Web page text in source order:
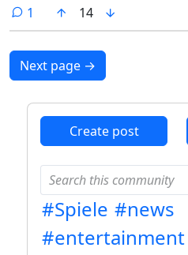
1 comment
14
Next page →
Create post
#Spiele #news
#entertainment